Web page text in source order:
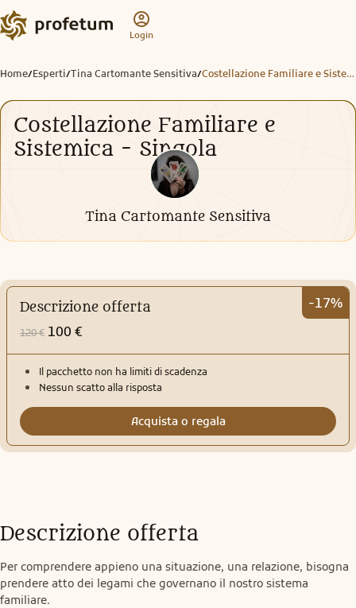
Login
Home/Esperti/Tina Cartomante Sensitiva/ Costellazione Familiare e Sistemica - Singola
Costellazione Familiare e
Sistemica - Singola
Tina Cartomante Sensitiva
-17%
Descrizione offerta
120 € 100 €
Il pacchetto non ha limiti di scadenza
Nessun scatto alla risposta
Acquista o regala
Descrizione offerta
Per comprendere appieno una situazione, una relazione, bisogna
prendere atto dei legami che governano il nostro sistema
familiare.